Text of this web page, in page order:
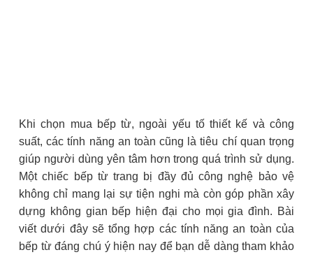
Khi chọn mua bếp từ, ngoài yếu tố thiết kế và công
suất, các tính năng an toàn cũng là tiêu chí quan trọng
giúp người dùng yên tâm hơn trong quá trình sử dụng.
Một chiếc bếp từ trang bị đầy đủ công nghệ bảo vệ
không chỉ mang lại sự tiện nghi mà còn góp phần xây
dựng không gian bếp hiện đại cho mọi gia đình. Bài
viết dưới đây sẽ tổng hợp các tính năng an toàn của
bếp từ đáng chú ý hiện nay để bạn dễ dàng tham khảo